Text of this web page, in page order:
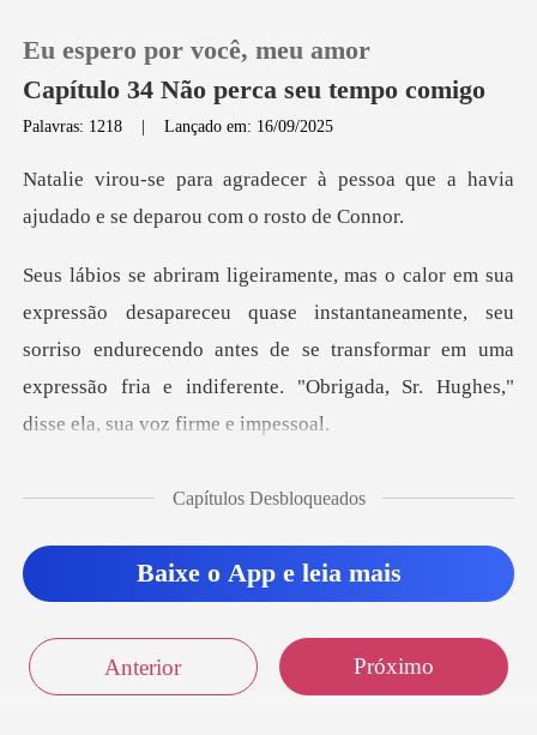
0
Histórico
Sair
Eu espero por você, meu amor
Capítulo 34 Não perca seu tempo comigo
Palavras: 1218 |Lançado em: 16/09/2025
à pessoa que a havia
ajudado e s
instantaneamente, seu
sorriso endurecendo antes de se transformar em uma
expressão
Capítulos Desbloqueados
Baixe o App e leia mais
Anterior Próximo